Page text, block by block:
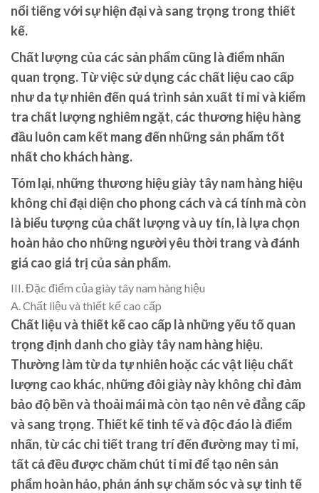
nổi tiếng với sự hiện đại và sang trọng trong thiết
kế.
Chất lượng của các sản phẩm cũng là điểm nhấn
quan trọng. Từ việc sử dụng các chất liệu cao cấp
như da tự nhiên đến quá trình sản xuất tỉ mỉ và kiểm
tra chất lượng nghiêm ngặt, các thương hiệu hàng
đầu luôn cam kết mang đến những sản phẩm tốt
nhất cho khách hàng.
Tóm lại, những thương hiệu giày tây nam hàng hiệu
không chỉ đại diện cho phong cách và cá tính mà còn
là biểu tượng của chất lượng và uy tín, là lựa chọn
hoàn hảo cho những người yêu thời trang và đánh
giá cao giá trị của sản phẩm.
III. Đặc điểm của giày tây nam hàng hiệu
A. Chất liệu và thiết kế cao cấp
Chất liệu và thiết kế cao cấp là những yếu tố quan
trọng định danh cho giày tây nam hàng hiệu.
Thường làm từ da tự nhiên hoặc các vật liệu chất
lượng cao khác, những đôi giày này không chỉ đảm
bảo độ bền và thoải mái mà còn tạo nên vẻ đẳng cấp
và sang trọng. Thiết kế tinh tế và độc đáo là điểm
nhấn, từ các chi tiết trang trí đến đường may tỉ mỉ,
tất cả đều được chăm chút tỉ mỉ để tạo nên sản
phẩm hoàn hảo, phản ánh sự chăm sóc và sự tinh tế